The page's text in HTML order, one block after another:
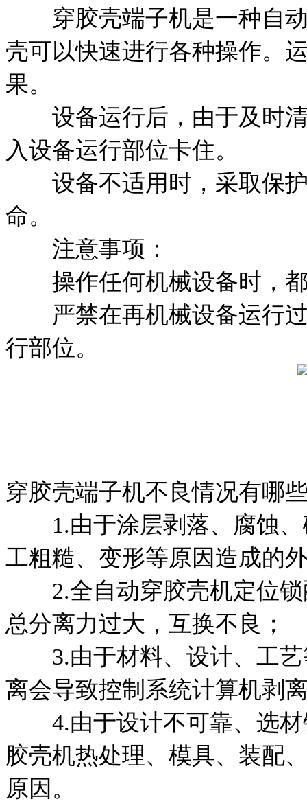
穿胶壳端子机是一种自动
壳可以快速进行各种操作。
果。
设备运行后，由于及时清
入设备运行部位卡住。
设备不适用时，采取保护
命。
注意事项：
操作任何机械设备时，都
严禁在再机械设备运行过
行部位。
穿胶壳端子机不良情况有哪
1.由于涂层剥落、腐蚀、
工粗糙、变形等原因造成的
2.全自动穿胶壳机定位锁
总分离力过大，互换不良；
3.由于材料、设计、工艺
离会导致控制系统计算机剥
4.由于设计不可靠、选材
胶壳机热处理、模具、装配
原因。